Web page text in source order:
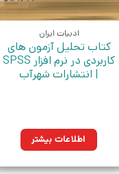
ادبیات ایران
کتاب تحلیل آزمون های
کاربردی در نرم افزار SPSS
| انتشارات شهرآب
اطلاعات بیشتر